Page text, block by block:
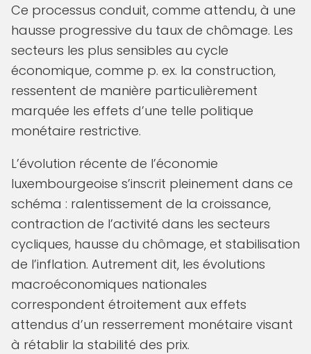
Ce processus conduit, comme attendu, à une
hausse progressive du taux de chômage. Les
secteurs les plus sensibles au cycle
économique, comme p. ex. la construction,
ressentent de manière particulièrement
marquée les effets d’une telle politique
monétaire restrictive.
L’évolution récente de l’économie
luxembourgeoise s’inscrit pleinement dans ce
schéma : ralentissement de la croissance,
contraction de l’activité dans les secteurs
cycliques, hausse du chômage, et stabilisation
de l’inflation. Autrement dit, les évolutions
macroéconomiques nationales
correspondent étroitement aux effets
attendus d’un resserrement monétaire visant
à rétablir la stabilité des prix.